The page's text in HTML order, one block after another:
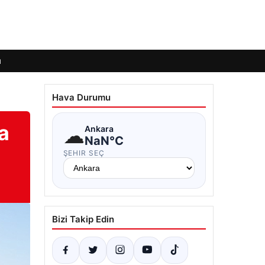
Hava Durumu
☁Ankara
NaN°C
ŞEHIR SEÇ
Bizi Takip Edin